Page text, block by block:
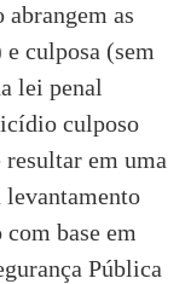
as
culposa (sem
lei penal
culposo
em uma
levantamento
com base em
Pública